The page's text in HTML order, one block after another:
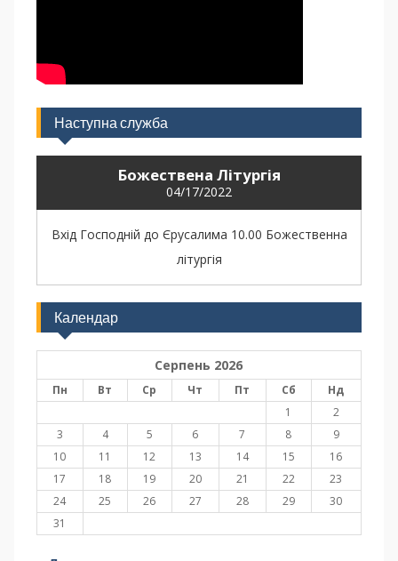
Наступна служба
Божествена Літургія
04/17/2022
Вхід Господній до Єрусалима 10.00 Божественна
літургія
Календар
Серпень 2026
Пн Вт Ср Чт Пт Сб
Нд
1
2
3
4 5 6 7 8
9
10
11 12 13 14 15
16
17
18 19 20 21 22
23
24
25 26 27 28 29
30
31